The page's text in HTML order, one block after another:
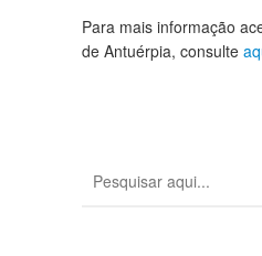
Para mais informação
de Antuérpia, consulte